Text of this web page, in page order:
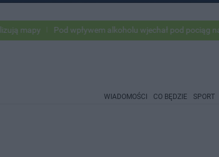
Pod wpływem alkoholu wjechał pod pociąg narażając
WIADOMOŚCI CO BĘDZIE SPORT